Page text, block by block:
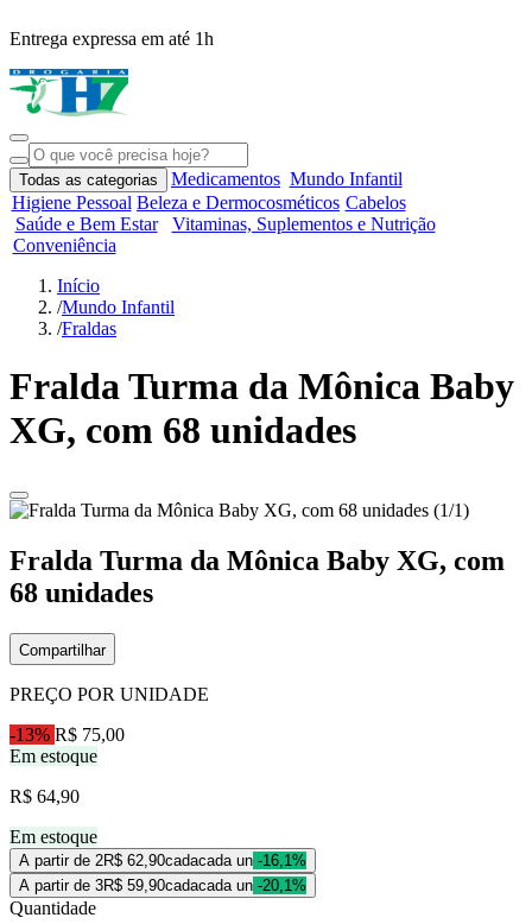
Entrega expressa em até 1h
Todas as categorias Medicamentos Mundo Infantil
Higiene Pessoal Beleza e Dermocosméticos Cabelos
Saúde e Bem Estar
Vitaminas, Suplementos e Nutrição
Conveniência
Início
/Mundo Infantil
/Fraldas
Fralda Turma da Mônica Baby
XG, com 68 unidades
Fralda Turma da Mônica Baby XG, com
68 unidades
Compartilhar
PREÇO POR UNIDADE
-13% R$ 75,00
Em estoque
R$ 64,90
Em estoque
A partir de 2R$ 62,90cadacada un -16,1%
A partir de 3R$ 59,90cadacada un -20,1%
Quantidade